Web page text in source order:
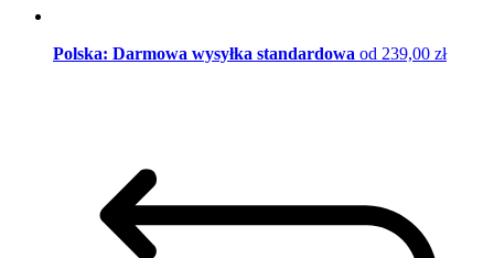
Polska: Darmowa wysyłka standardowa od 239,00 zł